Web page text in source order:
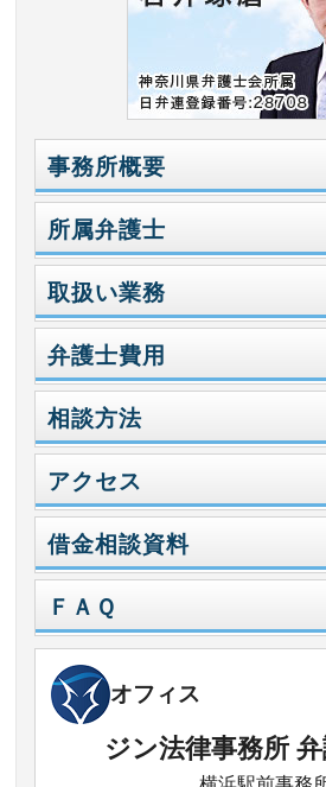
事務所概要
所属弁護士
取扱い業務
弁護士費用
相談方法
アクセス
借金相談資料
ＦＡＱ
オフィス
ジン法律事務所